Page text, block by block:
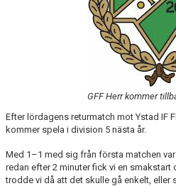
GFF Herr kommer
Efter lördagens returmatch mot Ystad IF
kommer spela i division 5 nästa år.
Med 1–1 med sig från första matchen
redan efter 2 minuter fick vi en smakstart
trodde vi då att det skulle gå enkelt, eller